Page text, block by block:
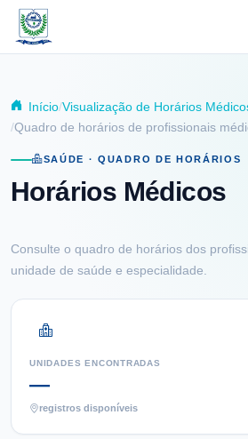
Pular para o conteúdo principal
Início Visualização de Horários
Quadro de horários de profissionais
SAÚDE · QUADRO DE HORÁRIOS
Horários Médicos
Consulte o quadro de horários dos
unidade de saúde e especialidade.
UNIDADES ENCONTRADAS
—
registros disponíveis